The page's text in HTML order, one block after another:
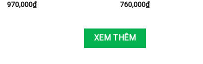
970,000₫
760,000₫
XEM THÊM